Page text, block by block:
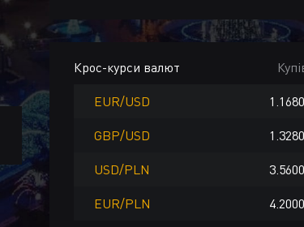
CNY TRY CAD SEK
Крос-курси валют
EUR/USD 1.1680
GBP/USD 1.3280
USD/PLN 3.5600
EUR/PLN 4.2000